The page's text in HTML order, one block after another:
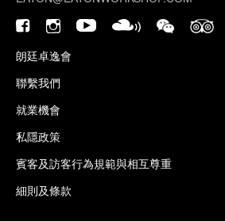
朗廷卓逸會
聯繫我們
就業機會
私隱政策
賓客及訪客行為規範與相互尊重
細則及條款